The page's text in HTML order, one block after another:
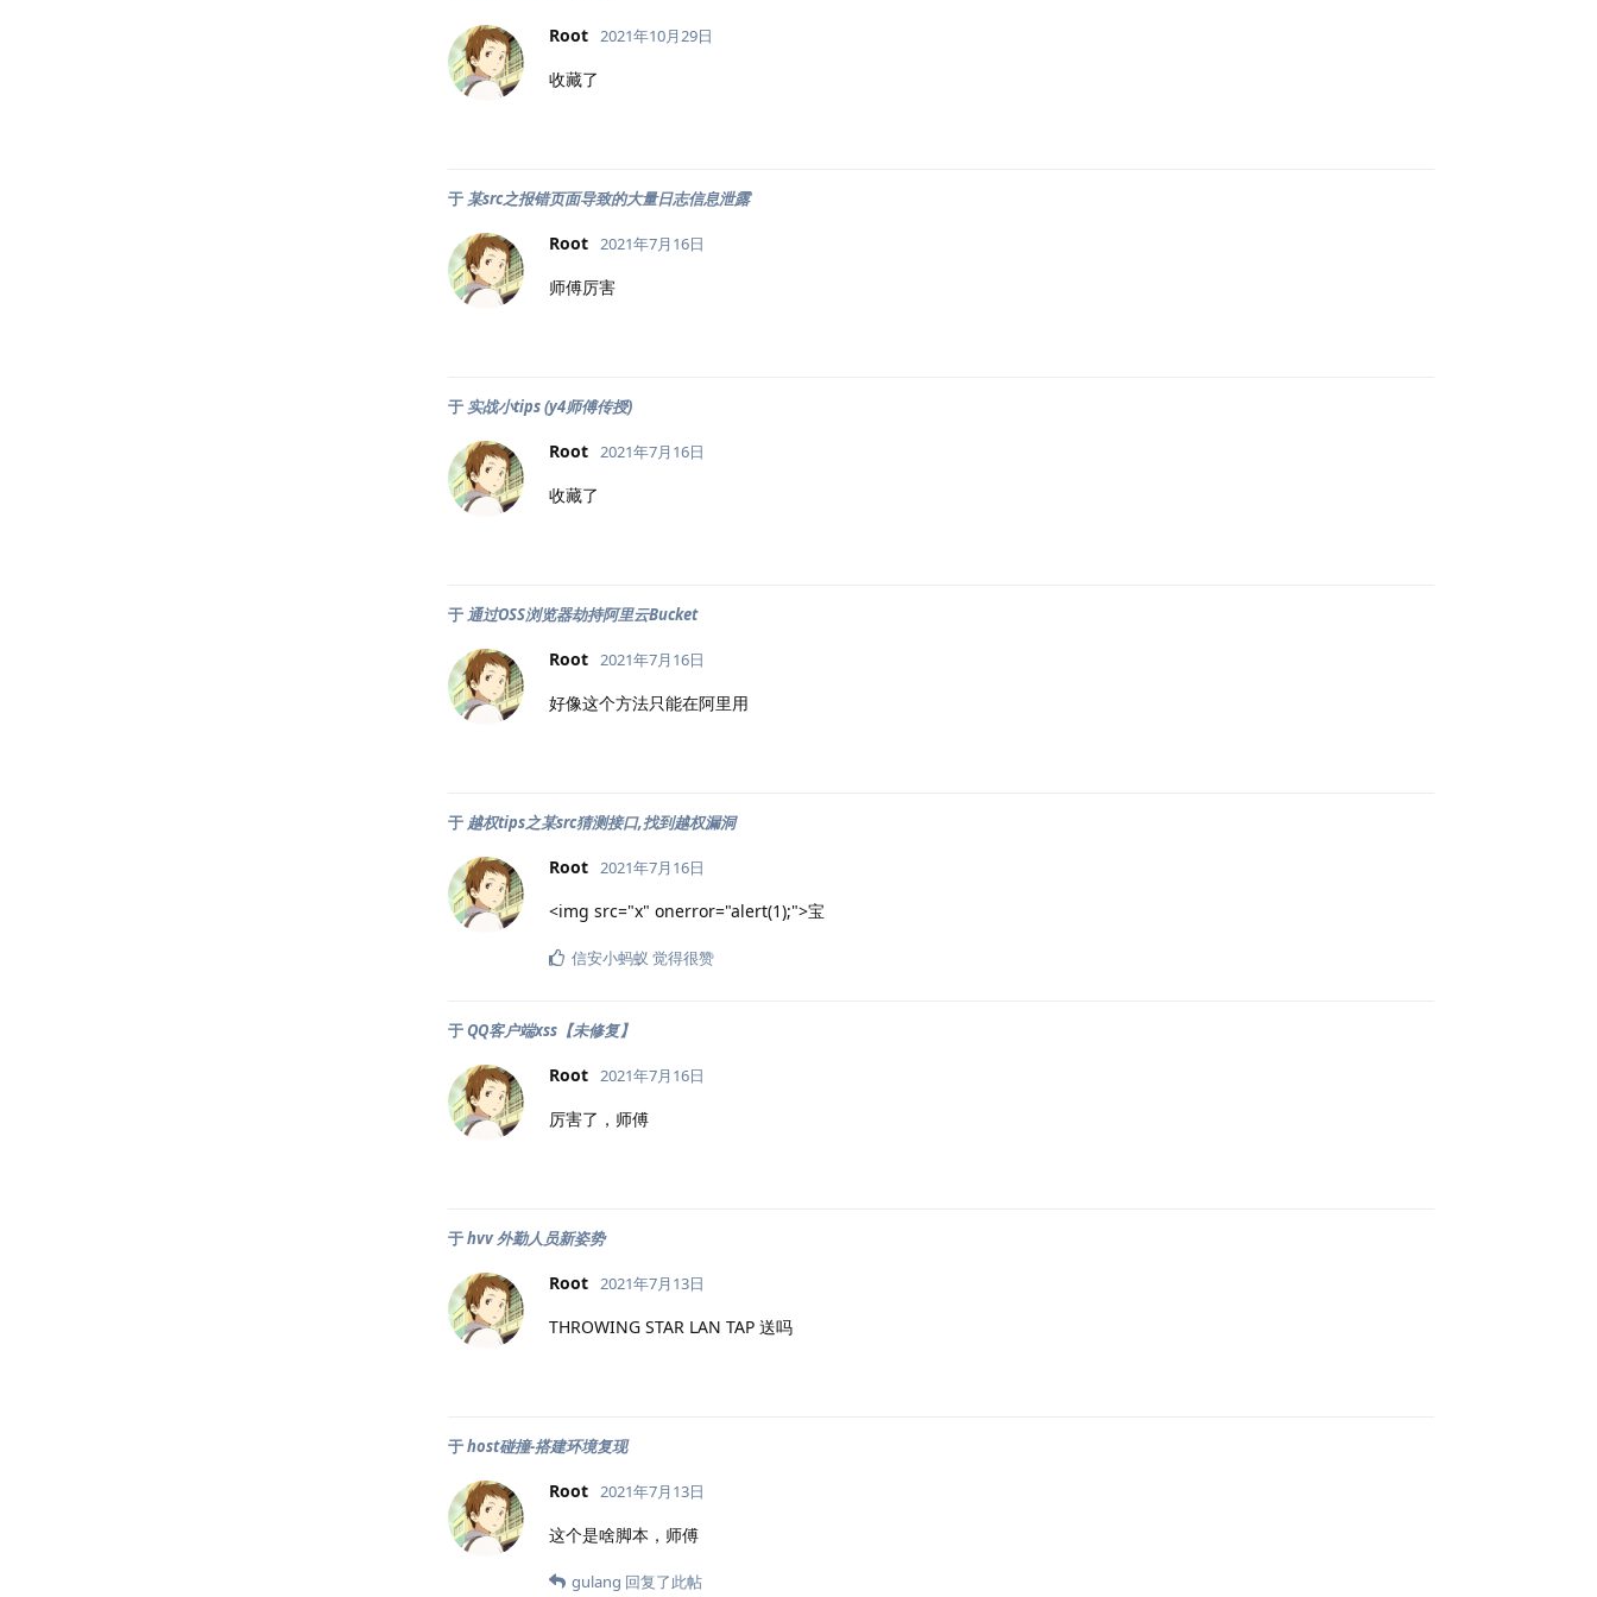
Root 2021年10月29日
收藏了
于 某src之报错页面导致的大量日志信息泄露
Root 2021年7月16日
师傅厉害
于 实战小tips (y4师傅传授)
Root 2021年7月16日
收藏了
于通过OSS浏览器劫持阿里云Bucket
Root 2021年7月16日
好像这个方法只能在阿里用
于 越权tips之某src猜测接口,找到越权漏洞
Root 2021年7月16日
<img src="x" onerror="alert(1);">宝
信安小蚂蚁 觉得很赞
于QQ客户端xss【未修复】
Root 2021年7月16日
厉害了，师傅
于hvv 外勤人员新姿势
Root 2021年7月13日
THROWING STAR LAN TAP 送吗
于host碰撞-搭建环境复现
Root 2021年7月13日
这个是啥脚本，师傅
gulang 回复了此帖